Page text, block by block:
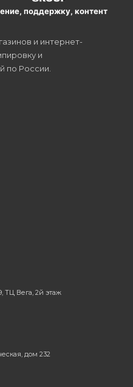
поддержку, контент
и интернет-
и
по России.
ТЦ Вега, 2й этаж
дом 232